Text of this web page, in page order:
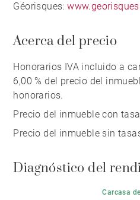
Géorisques:
Acerca del precio
Honorarios IVA incluido a
6,00 % del precio del
honorarios.
Precio del inmueble con
Precio del inmueble sin
Diagnóstico del
Carcasa